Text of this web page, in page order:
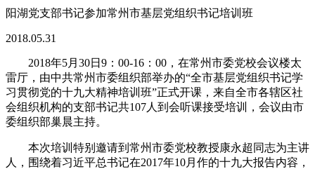
阳湖党支部书记参加常州市基层党组织书记培训班
2018.05.31
2018年5月30日9：00-16：00，在常州市委党校会议楼太
雷厅，由中共常州市委组织部举办的“全市基层党组织书记学
习贯彻党的十九大精神培训班”正式开课，来自全市各辖区社
会组织机构的支部书记共107人到会听课接受培训，会议由市
委组织部巢晨主持。
本次培训特别邀请到常州市委党校教授康永超同志为主讲
人，围绕着习近平总书记在2017年10月作的十九大报告内容，